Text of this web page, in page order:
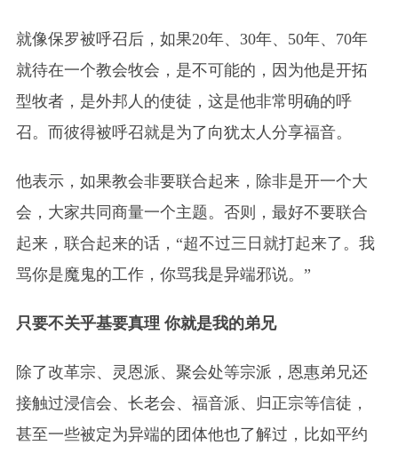
就像保罗被呼召后，如果20年、30年、50年、70年
就待在一个教会牧会，是不可能的，因为他是开拓
型牧者，是外邦人的使徒，这是他非常明确的呼
召。而彼得被呼召就是为了向犹太人分享福音。
他表示，如果教会非要联合起来，除非是开一个大
会，大家共同商量一个主题。否则，最好不要联合
起来，联合起来的话，“超不过三日就打起来了。我
骂你是魔鬼的工作，你骂我是异端邪说。”
只要不关乎基要真理 你就是我的弟兄
除了改革宗、灵恩派、聚会处等宗派，恩惠弟兄还
接触过浸信会、长老会、福音派、归正宗等信徒，
甚至一些被定为异端的团体他也了解过，比如平约